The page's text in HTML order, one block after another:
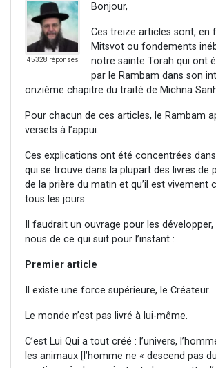
45328 réponses
Bonjour,
Ces treize articles sont, en
Mitsvot ou fondements
notre sainte Torah qui ont
par le Rambam dans son
onzième chapitre du traité de Michna
Pour chacun de ces articles, le Rambam
versets à l’appui.
Ces explications ont été concentrées
qui se trouve dans la plupart des livres de
de la prière du matin et qu’il est vivement
tous les jours.
Il faudrait un ouvrage pour les
nous de ce qui suit pour l’instant :
Premier article
Il existe une force supérieure, le Créateur.
Le monde n’est pas livré à lui-même.
C’est Lui Qui a tout créé : l’univers,
les animaux [l’homme ne « descend pas